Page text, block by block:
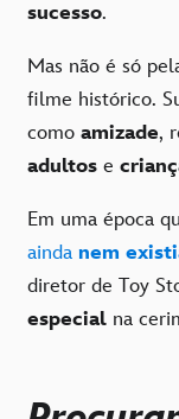
sucesso.
Mas não é só
filme histórico.
como amizade,
adultos e
Em uma época
ainda nem
diretor de Toy
especial na